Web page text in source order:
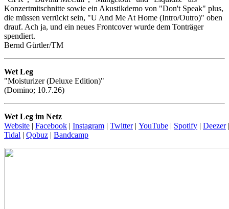
Konzertmitschnitte sowie ein Akustikdemo von "Don't Speak" plus,
die müssen verrückt sein, "U And Me At Home (Intro/Outro)" oben
drauf. Ach ja, und ein neues Frontcover wurde dem Tonträger
spendiert.
Bernd Gürtler/TM
Wet Leg
"Moisturizer (Deluxe Edition)"
(Domino; 10.7.26)
Wet Leg im Netz
Website | Facebook | Instagram | Twitter| YouTube | Spotify | Deezer|
Tidal | Qobuz | Bandcamp